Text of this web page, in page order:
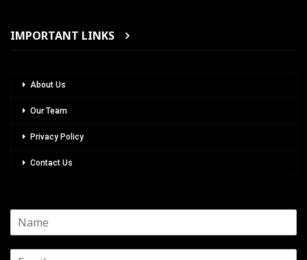
IMPORTANT LINKS
About Us
Our Team
Privacy Policy
Contact Us